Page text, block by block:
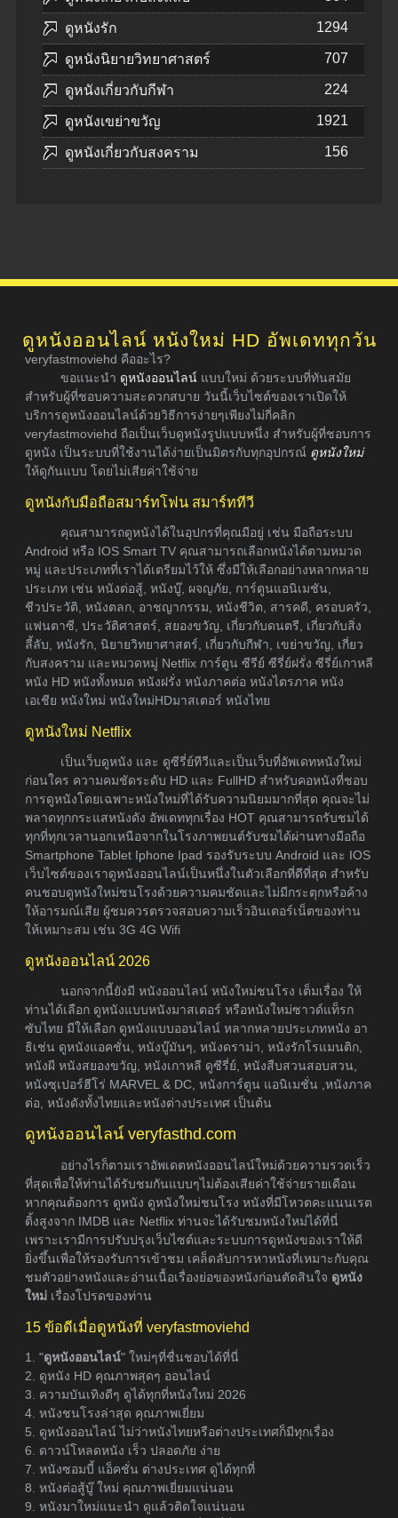
ดูหนังรัก 1294
ดูหนังนิยายวิทยาศาสตร์ 707
ดูหนังเกี่ยวกับกีฬา 224
ดูหนังเขย่าขวัญ 1921
ดูหนังเกี่ยวกับสงคราม 156
ดูหนังออนไลน์ หนังใหม่ HD อัพเดททุกวัน
veryfastmoviehd คืออะไร?
ขอแนะนำ ดูหนังออนไลน์ แบบใหม่ ด้วยระบบที่ทันสมัย
สำหรับผู้ที่ชอบความสะดวกสบาย วันนี้เว็บไซต์ของเราเปิดให้
บริการดูหนังออนไลน์ด้วยวิธีการง่ายๆเพียงไม่กี่คลิก
veryfastmoviehd ถือเป็นเว็บดูหนังรูปแบบหนึ่ง สำหรับผู้ที่ชอบการ
ดูหนัง เป็นระบบที่ใช้งานได้ง่ายเป็นมิตรกับทุกอุปกรณ์ ดูหนังใหม่
ให้ดูกันแบบ โดยไม่เสียค่าใช้จ่าย
ดูหนังกับมือถือสมาร์ทโฟน สมาร์ททีวี
คุณสามารถดูหนังได้ในอุปกรที่คุณมีอยู่ เช่น มือถือระบบ
Android หรือ IOS Smart TV คุณสามารถเลือกหนังได้ตามหมวด
หมู่ และประเภทที่เราได้เตรียมไว้ให้ ซึ่งมีให้เลือกอย่างหลากหลาย
ประเภท เช่น หนังต่อสู้, หนังบู๊, ผจญภัย, การ์ตูนแอนิเมชัน,
ชีวประวัติ, หนังตลก, อาชญากรรม, หนังชีวิต, สารคดี, ครอบครัว,
แฟนตาซี, ประวัติศาสตร์, สยองขวัญ, เกี่ยวกับดนตรี, เกี่ยวกับสิ่ง
ลี้ลับ, หนังรัก, นิยายวิทยาศาสตร์, เกี่ยวกับกีฬา, เขย่าขวัญ, เกี่ยว
กับสงคราม และหมวดหมู่ Netflix การ์ตูน ซีรีย์ ซีรี่ย์ฝรั่ง ซีรี่ย์เกาหลี
หนัง HD หนังทั้งหมด หนังฝรั่ง หนังภาคต่อ หนังไตรภาค หนัง
เอเชีย หนังใหม่ หนังใหม่HDมาสเตอร์ หนังไทย
ดูหนังใหม่ Netflix
เป็นเว็บดูหนัง และ ดูซีรี่ย์ทีวีและเป็นเว็บที่อัพเดทหนังใหม่
ก่อนใคร ความคมชัดระดับ HD และ FullHD สำหรับคอหนังที่ชอบ
การดูหนังโดยเฉพาะหนังใหม่ที่ได้รับความนิยมมากที่สุด คุณจะไม่
พลาดทุกกระแสหนังดัง อัพเดททุกเรื่อง HOT คุณสามารถรับชมได้
ทุกที่ทุกเวลานอกเหนือจากในโรงภาพยนต์รับชมได้ผ่านทางมือถือ
Smartphone Tablet Iphone Ipad รองรับระบบ Android และ IOS
เว็บไซต์ของเราดูหนังออนไลน์เป็นหนึ่งในตัวเลือกที่ดีที่สุด สำหรับ
คนชอบดูหนังใหม่ชนโรงด้วยความคมชัดและไม่มีกระตุกหรือค้าง
ให้อารมณ์เสีย ผู้ชมควรตรวจสอบความเร็วอินเตอร์เน็ตของท่าน
ให้เหมาะสม เช่น 3G 4G Wifi
ดูหนังออนไลน์ 2026
นอกจากนี้ยังมี หนังออนไลน์ หนังใหม่ชนโรง เต็มเรื่อง ให้
ท่านได้เลือก ดูหนังแบบหนังมาสเตอร์ หรือหนังใหม่ซาวด์แท็รก
ซับไทย มีให้เลือก ดูหนังแบบออนไลน์ หลากหลายประเภทหนัง อา
ธิเช่น ดูหนังแอคชั่น, หนังบู๊มันๆ, หนังดราม่า, หนังรักโรแมนติก,
หนังผี หนังสยองขวัญ, หนังเกาหลี ดูซีรี่ย์, หนังสืบสวนสอบสวน,
หนังซุเปอร์ฮีโร่ MARVEL & DC, หนังการ์ตูน แอนิเมชั่น ,หนังภาค
ต่อ, หนังดังทั้งไทยและหนังต่างประเทศ เป็นต้น
ดูหนังออนไลน์ veryfasthd.com
อย่างไรก็ตามเราอัพเดตหนังออนไลน์ใหม่ด้วยความรวดเร็ว
ที่สุดเพื่อให้ท่านได้รับชมกันแบบๆไม่ต้องเสียค่าใช้จ่ายรายเดือน
หากคุณต้องการ ดูหนัง ดูหนังใหม่ชนโรง หนังที่มีโหวตคะแนนเรต
ติ้งสูงจาก IMDB และ Netflix ท่านจะได้รับชมหนังใหม่ได้ที่นี่
เพราะเรามีการปรับปรุงเว็บไซต์และระบบการดูหนังของเราให้ดี
ยิ่งขึ้นเพื่อให้รองรับการเข้าชม เคล็ดลับการหาหนังที่เหมาะกับคุณ
ชมตัวอย่างหนังและอ่านเนื้อเรื่องย่อของหนังก่อนตัดสินใจ ดูหนัง
ใหม่ เรื่องโปรดของท่าน
15 ข้อดีเมื่อดูหนังที่ veryfastmoviehd
1. "ดูหนังออนไลน์" ใหม่ๆที่ชื่นชอบได้ที่นี่
2. ดูหนัง HD คุณภาพสุดๆ ออนไลน์
3. ความบันเทิงดีๆ ดูได้ทุกที่หนังใหม่ 2026
4. หนังชนโรงล่าสุด คุณภาพเยี่ยม
5. ดูหนังออนไลน์ ไม่ว่าหนังไทยหรือต่างประเทศก็มีทุกเรื่อง
6. ดาวน์โหลดหนัง เร็ว ปลอดภัย ง่าย
7. หนังซอมบี้ แอ็คชั่น ต่างประเทศ ดูได้ทุกที่
8. หนังต่อสู้บู๊ ใหม่ คุณภาพเยี่ยมแน่นอน
9. หนังมาใหม่แนะนำ ดูแล้วติดใจแน่นอน